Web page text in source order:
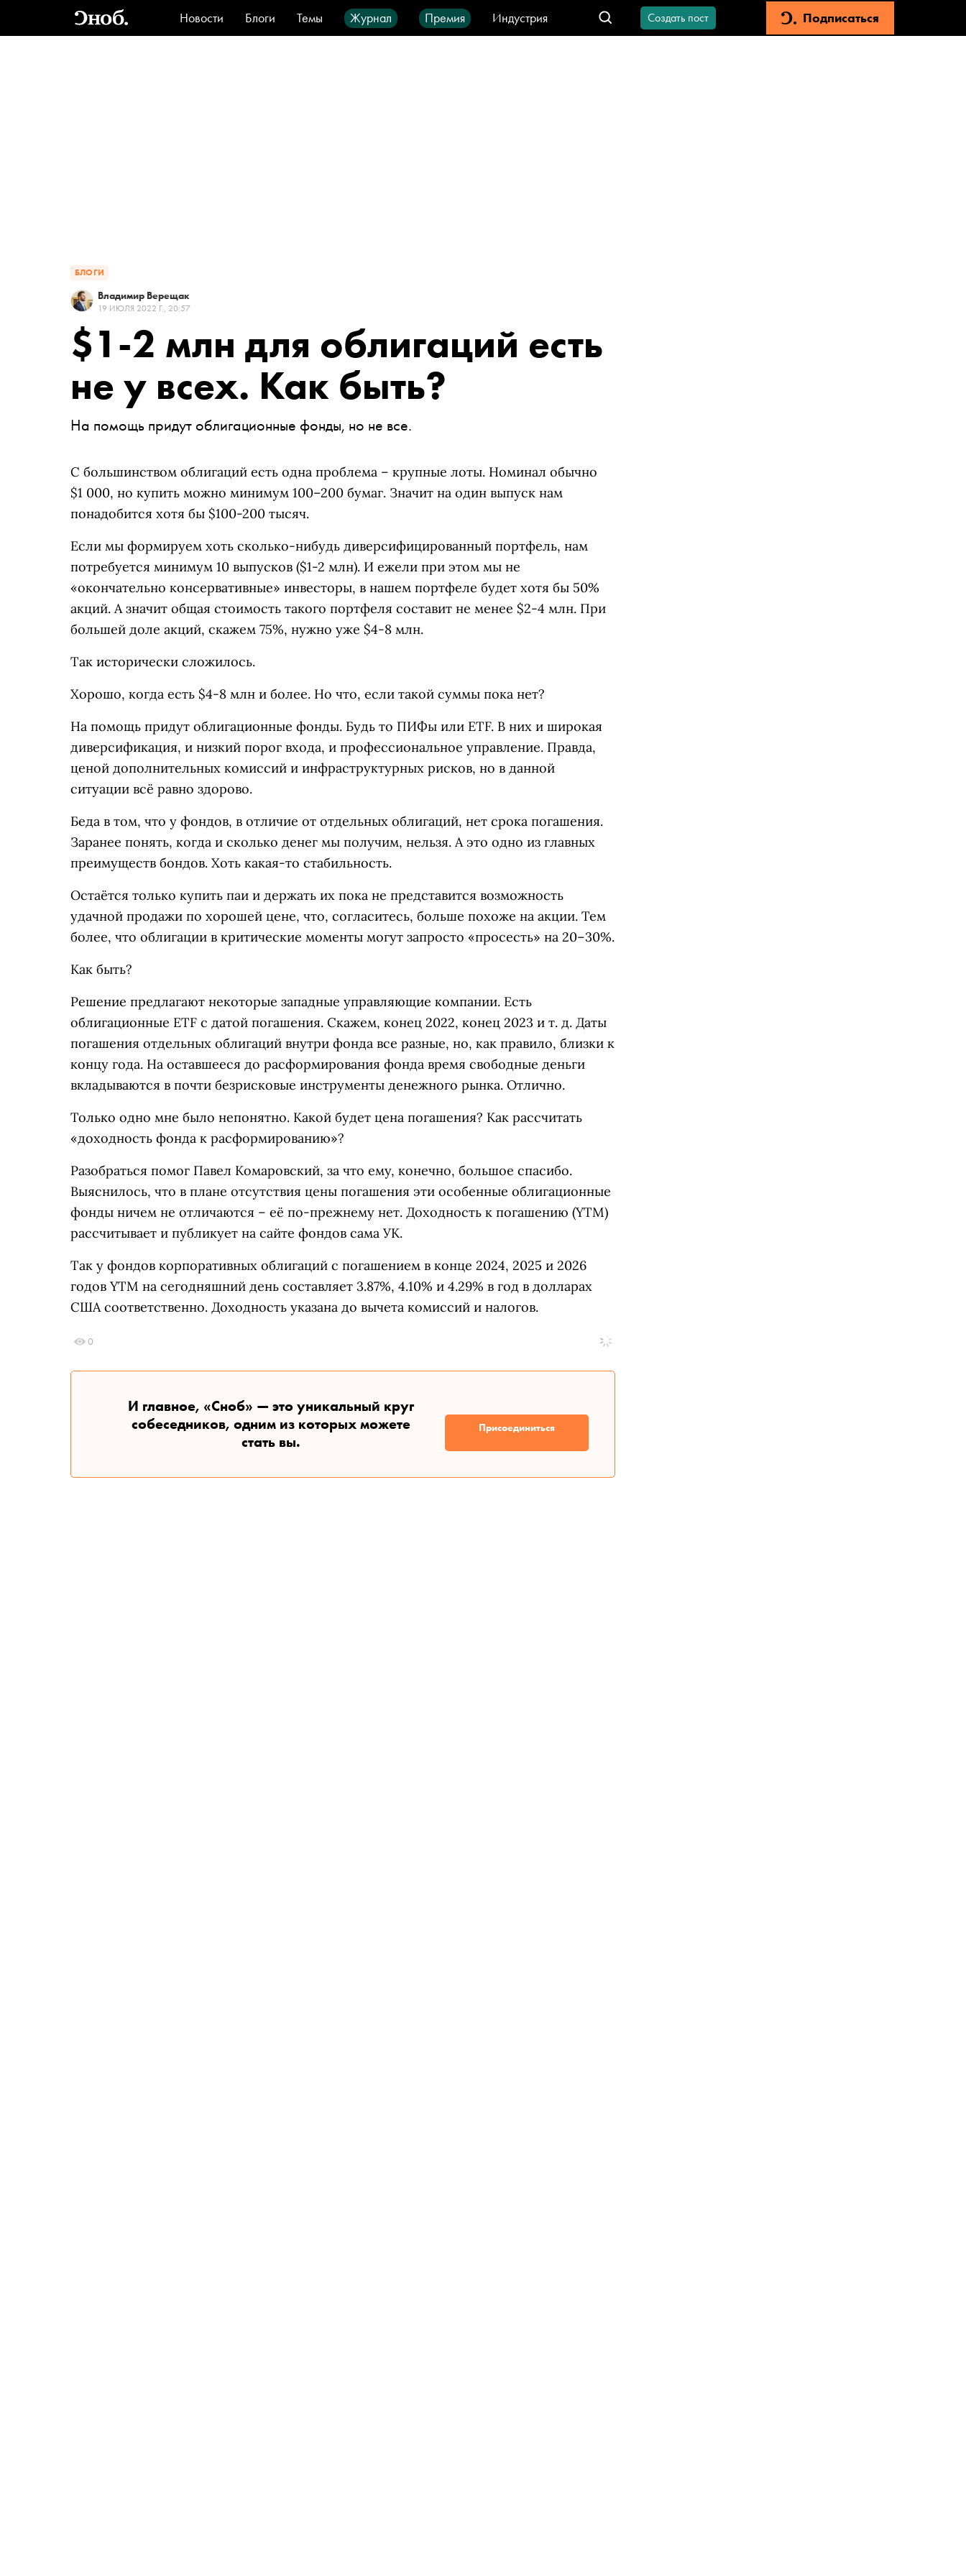
Новости Блоги Темы Журнал Премия
Индустрия
Стиль
Видео Город IT-продукты
Создать пост Подписаться
БЛОГИ
Владимир Верещак
19 ИЮЛЯ 2022 Г., 20:57
$1-2 млн для облигаций есть
не у всех. Как быть?
На помощь придут облигационные фонды, но не все.
С большинством облигаций есть одна проблема – крупные лоты. Номинал обычно
$1 000, но купить можно минимум 100–200 бумаг. Значит на один выпуск нам
понадобится хотя бы $100-200 тысяч.
Если мы формируем хоть сколько-нибудь диверсифицированный портфель, нам
потребуется минимум 10 выпусков ($1-2 млн). И ежели при этом мы не
«окончательно консервативные» инвесторы, в нашем портфеле будет хотя бы 50%
акций. А значит общая стоимость такого портфеля составит не менее $2-4 млн. При
большей доле акций, скажем 75%, нужно уже $4-8 млн.
Так исторически сложилось.
Хорошо, когда есть $4-8 млн и более. Но что, если такой суммы пока нет?
На помощь придут облигационные фонды. Будь то ПИФы или ETF. В них и широкая
диверсификация, и низкий порог входа, и профессиональное управление. Правда,
ценой дополнительных комиссий и инфраструктурных рисков, но в данной
ситуации всё равно здорово.
Беда в том, что у фондов, в отличие от отдельных облигаций, нет срока погашения.
Заранее понять, когда и сколько денег мы получим, нельзя. А это одно из главных
преимуществ бондов. Хоть какая-то стабильность.
Остаётся только купить паи и держать их пока не представится возможность
удачной продажи по хорошей цене, что, согласитесь, больше похоже на акции. Тем
более, что облигации в критические моменты могут запросто «просесть» на 20–30%.
Как быть?
Решение предлагают некоторые западные управляющие компании. Есть
облигационные ETF с датой погашения. Скажем, конец 2022, конец 2023 и т. д. Даты
погашения отдельных облигаций внутри фонда все разные, но, как правило, близки к
концу года. На оставшееся до расформирования фонда время свободные деньги
вкладываются в почти безрисковые инструменты денежного рынка. Отлично.
Только одно мне было непонятно. Какой будет цена погашения? Как рассчитать
«доходность фонда к расформированию»?
Разобраться помог Павел Комаровский, за что ему, конечно, большое спасибо.
Выяснилось, что в плане отсутствия цены погашения эти особенные облигационные
фонды ничем не отличаются – её по-прежнему нет. Доходность к погашению (YTM)
рассчитывает и публикует на сайте фондов сама УК.
Так у фондов корпоративных облигаций с погашением в конце 2024, 2025 и 2026
годов YTM на сегодняшний день составляет 3.87%, 4.10% и 4.29% в год в долларах
США соответственно. Доходность указана до вычета комиссий и налогов.
0
И главное, «Сноб» — это уникальный круг
собеседников, одним из которых можете
стать вы.
Присоединиться